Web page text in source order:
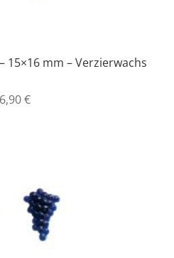
15×16 mm – Verzierwachs
6,90€